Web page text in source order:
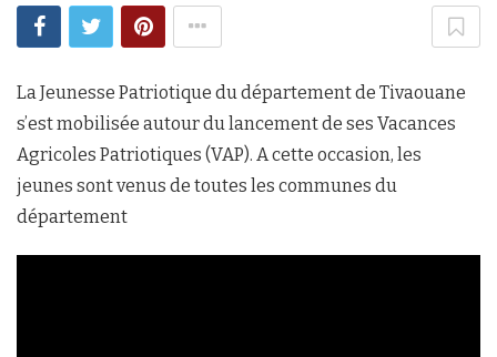
La Jeunesse Patriotique du département de Tivaouane
s’est mobilisée autour du lancement de ses Vacances
Agricoles Patriotiques (VAP). A cette occasion, les
jeunes sont venus de toutes les communes du
département